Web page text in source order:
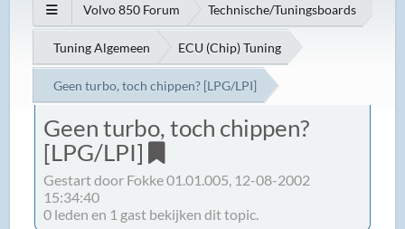
Volvo 850 Forum Technische/Tuningsboards
Tuning Algemeen ECU (Chip) Tuning
Geen turbo, toch chippen? [LPG/LPI]
Geen turbo, toch chippen?
[LPG/LPI]
Gestart door Fokke 01.01.005, 12-08-2002
15:34:40
0 leden en 1 gast bekijken dit topic.